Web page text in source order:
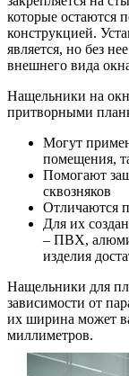
которые остаются
конструкцией.
является, но без
внешнего вида
Нащельники на
притворными
Могут
помещения,
Помогают
сквозняков
Отличаются
Для их
– ПВХ,
изделия
Нащельники для
зависимости от
их ширина может
миллиметров.